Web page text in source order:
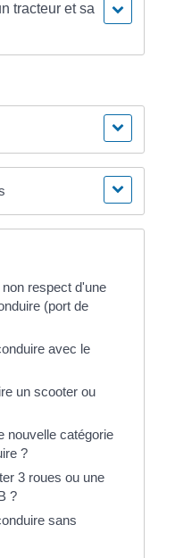
tracteur et sa
respect d'une
(port de
avec le
un scooter ou
nouvelle catégorie
?
3 roues ou une
?
sans